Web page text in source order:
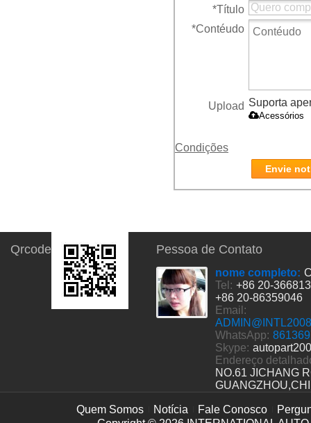
*Título
*Contéudo
Upload Suporta
Acessórios
Condições
Envie
Qrcode Pessoa de Contato
nome completo:
Tel: +86 20-
+86 20-86359046
Email:
WhatsApp:
Skype:
Endereço
NO.61 JICHANG
Quem Somos Notícia Fale Conosco